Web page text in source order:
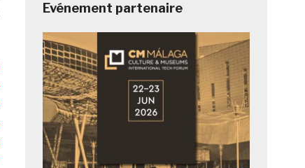
Evénement partenaire